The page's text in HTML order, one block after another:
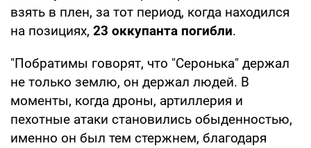
взять в плен, за тот период, когда находился
на позициях, 23 оккупанта погибли.
"Побратимы говорят, что "Серонька" держал
не только землю, он держал людей. В
моменты, когда дроны, артиллерия и
пехотные атаки становились обыденностью,
именно он был тем стержнем, благодаря